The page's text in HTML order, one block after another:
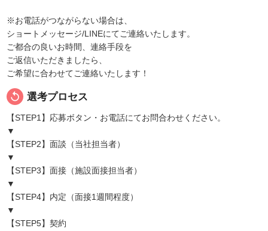
※お電話がつながらない場合は、
ショートメッセージ/LINEにてご連絡いたします。
ご都合の良いお時間、連絡手段を
ご返信いただきましたら、
ご希望に合わせてご連絡いたします！
replay 選考プロセス
【STEP1】応募ボタン・お電話にてお問合わせください。
▼
【STEP2】面談（当社担当者）
▼
【STEP3】面接（施設面接担当者）
▼
【STEP4】内定（面接1週間程度）
▼
【STEP5】契約